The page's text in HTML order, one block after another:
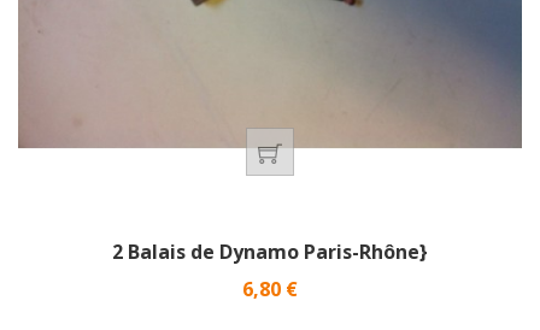
2 Balais de Dynamo Paris-Rhône}
Prix
6,80 €